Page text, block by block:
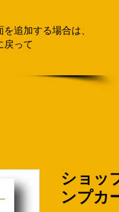
を追加する場合は、
戻って
ショッ
ンプカ